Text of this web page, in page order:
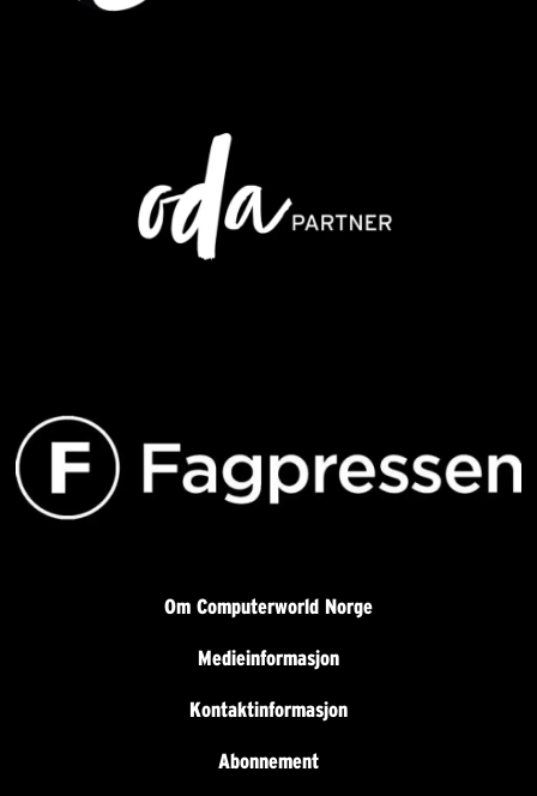
Om Computerworld Norge
Medieinformasjon
Kontaktinformasjon
Abonnement